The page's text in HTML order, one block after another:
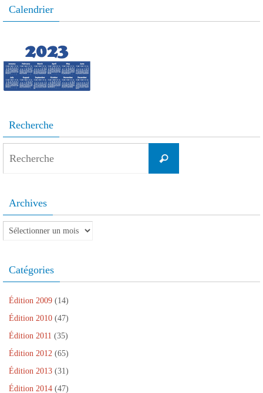
Calendrier
Recherche
Recherche
Archives
Archives
Catégories
Édition 2009 (14)
Édition 2010 (47)
Édition 2011 (35)
Édition 2012 (65)
Édition 2013 (31)
Édition 2014 (47)